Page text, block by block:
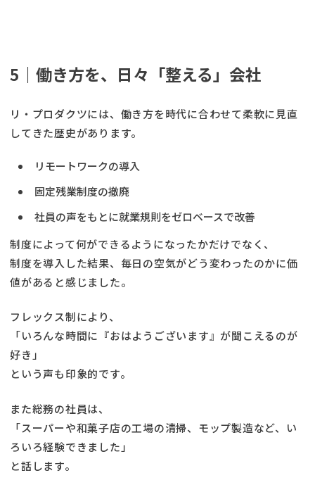
5｜働き方を、日々「整える」会社
リ・プロダクツには、働き方を時代に合わせて柔軟に見直
してきた歴史があります。
リモートワークの導入
固定残業制度の撤廃
社員の声をもとに就業規則をゼロベースで改善
制度によって何ができるようになったかだけでなく、
制度を導入した結果、毎日の空気がどう変わったのかに価
値があると感じました。
フレックス制により、
「いろんな時間に『おはようございます』が聞こえるのが
好き」
という声も印象的です。
また総務の社員は、
「スーパーや和菓子店の工場の清掃、モップ製造など、い
ろいろ経験できました」
と話します。